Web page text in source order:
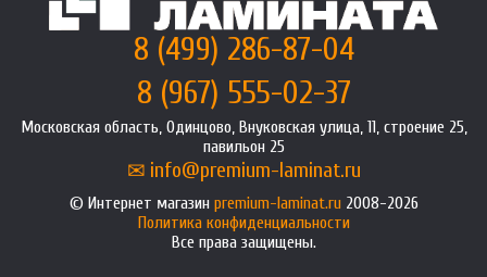
8 (499) 286-87-04
8 (967) 555-02-37
Московская область, Одинцово, Внуковская улица, 11, строение 25,
павильон 25
info@premium-laminat.ru
Интернет магазин premium-laminat.ru2008-2026
Политика конфиденциальности
Все права защищены.